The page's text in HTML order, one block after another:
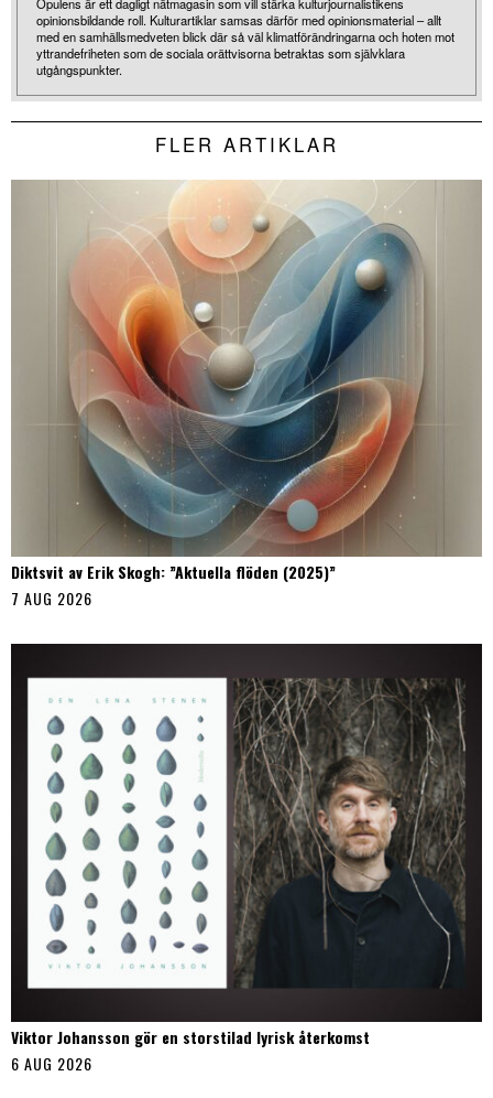
opinionsbildande roll. Kulturartiklar samsas därför med opinionsmaterial – allt
med en samhällsmedveten blick där så väl klimatförändringarna och hoten mot
yttrandefriheten som de sociala orättvisorna betraktas som självklara
utgångspunkter.
FLER ARTIKLAR
Diktsvit av Erik Skogh: ”Aktuella flöden (2025)”
7 AUG 2026
Viktor Johansson gör en storstilad lyrisk återkomst
6 AUG 2026